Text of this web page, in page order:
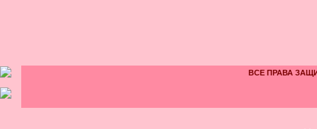
ВСЕ ПРАВА